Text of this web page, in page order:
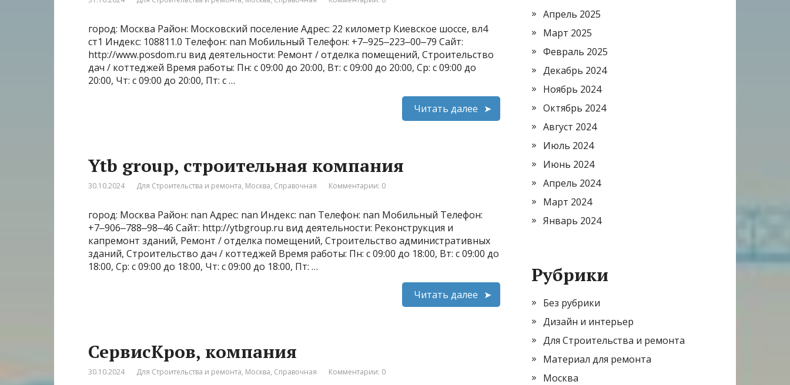
город: Москва Район: Московский поселение Адрес: 22 километр Киевское шоссе, вл4
ст1 Индекс: 108811.0 Телефон: nan Мобильный Телефон: +7‒925‒223‒00‒79 Сайт:
http://www.posdom.ru вид деятельности: Ремонт / отделка помещений, Строительство
дач / коттеджей Время работы: Пн: с 09:00 до 20:00, Вт: с 09:00 до 20:00, Ср: с 09:00 до
20:00, Чт: с 09:00 до 20:00, Пт: с …
Читать далее
Ytb group, строительная компания
30.10.2024 Для Строительства и ремонта, Москва, Справочная Комментарии: 0
город: Москва Район: nan Адрес: nan Индекс: nan Телефон: nan Мобильный Телефон:
+7‒906‒788‒98‒46 Сайт: http://ytbgroup.ru вид деятельности: Реконструкция и
капремонт зданий, Ремонт / отделка помещений, Строительство административных
зданий, Строительство дач / коттеджей Время работы: Пн: с 09:00 до 18:00, Вт: с 09:00 до
18:00, Ср: с 09:00 до 18:00, Чт: с 09:00 до 18:00, Пт: …
Читать далее
СервисКров, компания
30.10.2024 Для Строительства и ремонта, Москва, Справочная Комментарии: 0
Апрель 2025
Март 2025
Февраль 2025
Декабрь 2024
Ноябрь 2024
Октябрь 2024
Август 2024
Июль 2024
Июнь 2024
Апрель 2024
Март 2024
Январь 2024
Рубрики
Без рубрики
Дизайн и интерьер
Для Строительства и ремонта
Материал для ремонта
Москва